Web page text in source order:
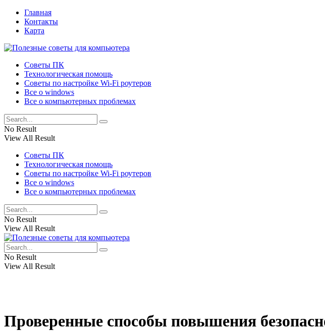
Главная
Контакты
Карта
Советы ПК
Технологическая помощь
Советы по настройке Wi-Fi роутеров
Все о windows
Все о компьютерных проблемах
No Result
View All Result
Советы ПК
Технологическая помощь
Советы по настройке Wi-Fi роутеров
Все о windows
Все о компьютерных проблемах
No Result
View All Result
No Result
View All Result
Проверенные способы повышения